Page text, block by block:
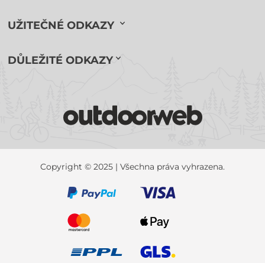
UŽITEČNÉ ODKAZY
DŮLEŽITÉ ODKAZY
Copyright © 2025 | Všechna práva vyhrazena.